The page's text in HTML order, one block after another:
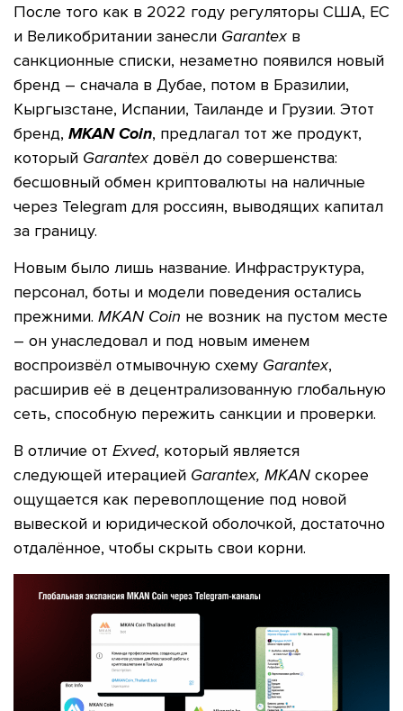
После того как в 2022 году регуляторы США, ЕС
и Великобритании занесли Garantex в
санкционные списки, незаметно появился новый
бренд – сначала в Дубае, потом в Бразилии,
Кыргызстане, Испании, Таиланде и Грузии. Этот
бренд, MKAN Coin, предлагал тот же продукт,
который Garantex довёл до совершенства:
бесшовный обмен криптовалюты на наличные
через Telegram для россиян, выводящих капитал
за границу.
Новым было лишь название. Инфраструктура,
персонал, боты и модели поведения остались
прежними. MKAN Coin не возник на пустом месте
– он унаследовал и под новым именем
воспроизвёл отмывочную схему Garantex,
расширив её в децентрализованную глобальную
сеть, способную пережить санкции и проверки.
В отличие от Exved, который является
следующей итерацией Garantex, MKAN скорее
ощущается как перевоплощение под новой
вывеской и юридической оболочкой, достаточно
отдалённое, чтобы скрыть свои корни.